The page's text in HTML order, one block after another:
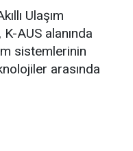
Ulaşım
AUS alanında
sistemlerinin
arasında